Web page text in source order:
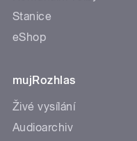
Stanice
eShop
mujRozhlas
Živé vysílání
Audioarchiv